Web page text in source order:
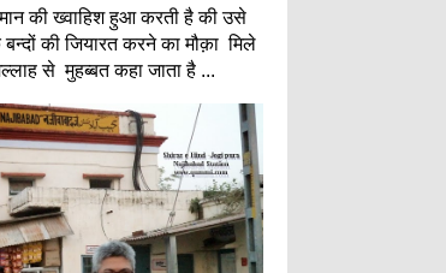
की ख्वाहिश हुआ करती है की उसे
की जियारत करने का मौक़ा मिले
से मुहब्बत कहा जाता है ...